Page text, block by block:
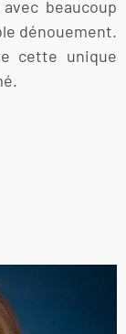
beaucoup
dénouement.
cette unique